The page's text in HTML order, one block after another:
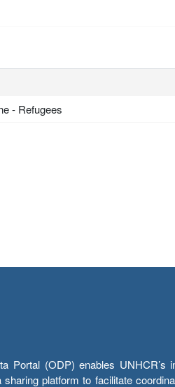
- Refugees
Portal (ODP) enables UNHCR’s
sharing platform to facilitate